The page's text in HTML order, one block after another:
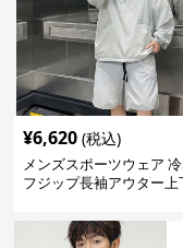
¥6,620 (税込)
メンズスポーツウェア
フジップ長袖アウター上